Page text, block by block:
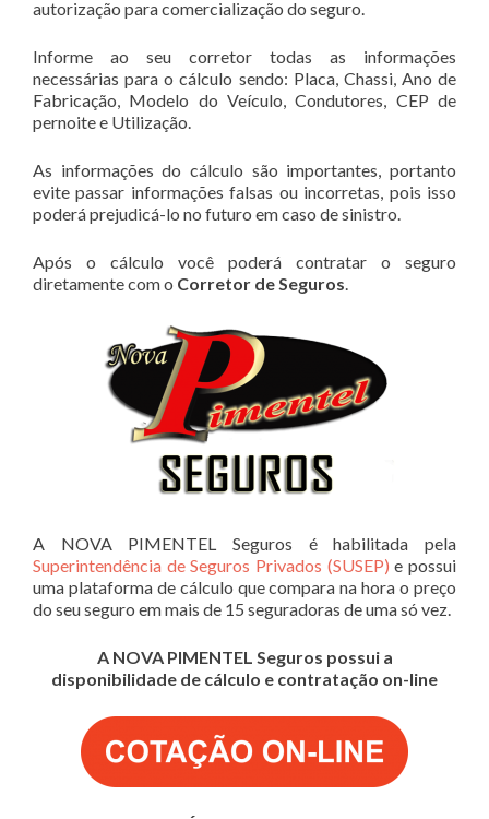
autorização para comercialização do seguro.
Informe ao seu corretor todas as informações
necessárias para o cálculo sendo: Placa, Chassi, Ano de
Fabricação, Modelo do Veículo, Condutores, CEP de
pernoite e Utilização.
As informações do cálculo são importantes, portanto
evite passar informações falsas ou incorretas, pois isso
poderá prejudicá-lo no futuro em caso de sinistro.
Após o cálculo você poderá contratar o seguro
diretamente com o Corretor de Seguros.
A NOVA PIMENTEL Seguros é habilitada pela
Superintendência de Seguros Privados (SUSEP) e possui
uma plataforma de cálculo que compara na hora o preço
do seu seguro em mais de 15 seguradoras de uma só vez.
A NOVA PIMENTEL Seguros possui a
disponibilidade de cálculo e contratação on-line